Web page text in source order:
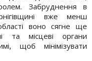
Забруднення в
вже менш
воно сягне ще
та місцеві органи
щоб мінімізувати